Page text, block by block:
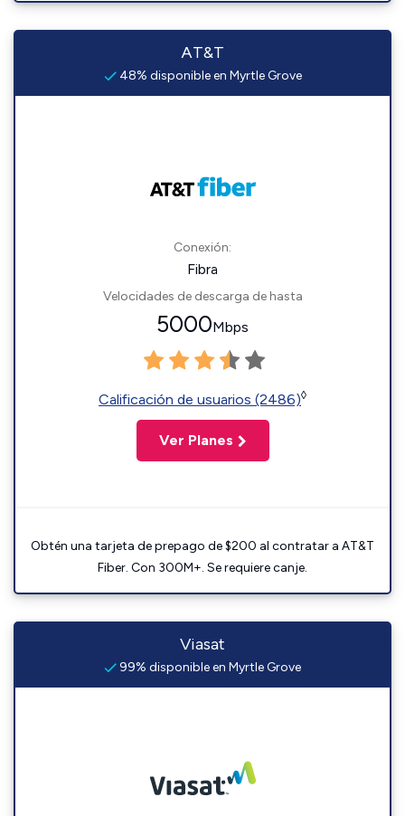
AT&T
48% disponible en Myrtle Grove
Conexión:
Fibra
Velocidades de descarga de hasta
5000Mbps
Calificación de usuarios (2486)◊
Ver Planes
Obtén una tarjeta de prepago de $200 al contratar a AT&T
Fiber. Con 300M+. Se requiere canje.
Viasat
99% disponible en Myrtle Grove